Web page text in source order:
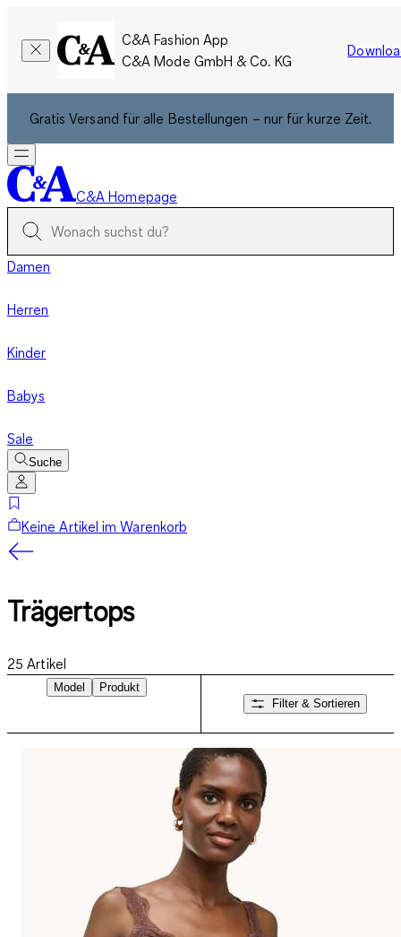
C&A Fashion App
C&A Mode GmbH & Co. KG
Gratis Versand für alle Bestellungen – nur für kurze Zeit.
C&A Homepage
Damen
Herren
Kinder
Babys
Sale
Suche
Keine Artikel im Warenkorb
Trägertops
25 Artikel
Model
Produkt
Filter & Sortieren